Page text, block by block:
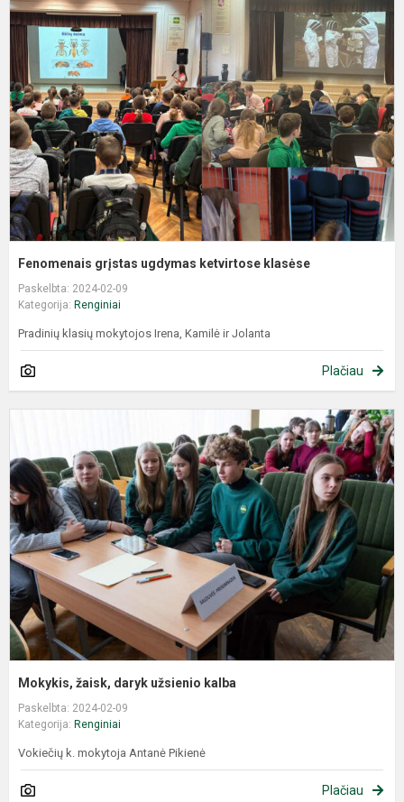
Fenomenais grįstas ugdymas ketvirtose klasėse
Paskelbta: 2024-02-09
Kategorija: Renginiai
Pradinių klasių mokytojos Irena, Kamilė ir Jolanta
Plačiau
Mokykis, žaisk, daryk užsienio kalba
Paskelbta: 2024-02-09
Kategorija: Renginiai
Vokiečių k. mokytoja Antanė Pikienė
Plačiau